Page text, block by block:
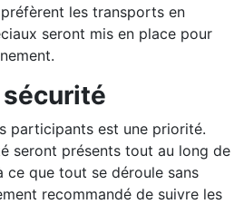
les transports en
seront mis en place pour
participants est une priorité.
seront présents tout au long de
ce que tout se déroule sans
recommandé de suivre les